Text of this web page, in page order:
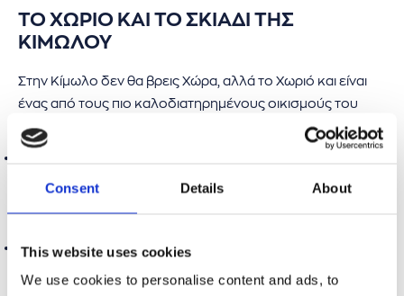
Consent Details About
This website uses cookies
We use cookies to personalise content and ads, to
ΤΟ ΧΩΡΙΟ ΚΑΙ ΤΟ ΣΚΙΑΔΙ ΤΗΣ
ΚΙΜΩΛΟΥ
Στην Κίμωλο δεν θα βρεις Χώρα, αλλά το Χωριό και είναι
ένας από τους πιο καλοδιατηρημένους οικισμούς του
Αιγαίου.
Σκιάδι: το γεωλογικό σύμβολο της Κιμώλου. Ένα τεράστιο
δημιούργημα της διάβρωσης της πέτρας από τον αέρα.